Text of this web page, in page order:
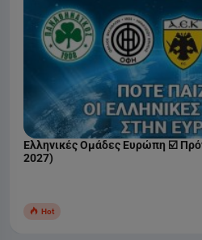
Ελληνικές Ομάδες Ευρώπη ☑️
2027)
Hot